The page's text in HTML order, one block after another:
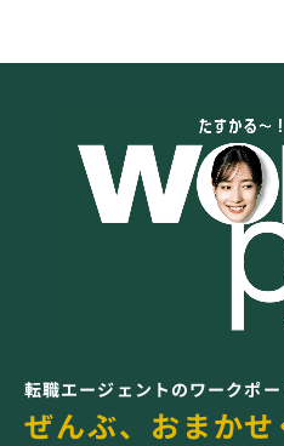
転職エージェントのワークポー
ぜんぶ、おまかせ